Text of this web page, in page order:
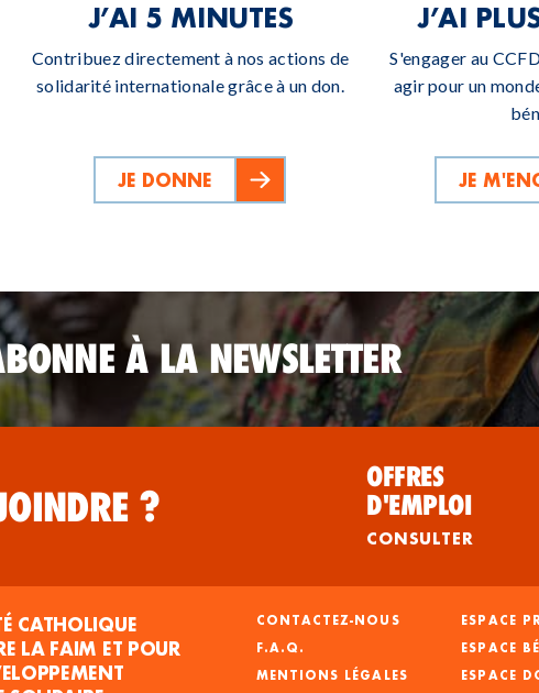
J’AI 5 MINUTES
Contribuez directement à nos actions de
solidarité internationale grâce à un don.
JE DONNE
J’AI
S'engager au
agir pour un
JE
À LA NEWSLETTER
?
OFFRES
D'EMPLOI
CONSULTER
CATHOLIQUE
LA FAIM ET POUR
CONTACTEZ-NOUS
F.A.Q.
MENTIONS LÉGALES
ESPACE
ESPACE
ESPACE